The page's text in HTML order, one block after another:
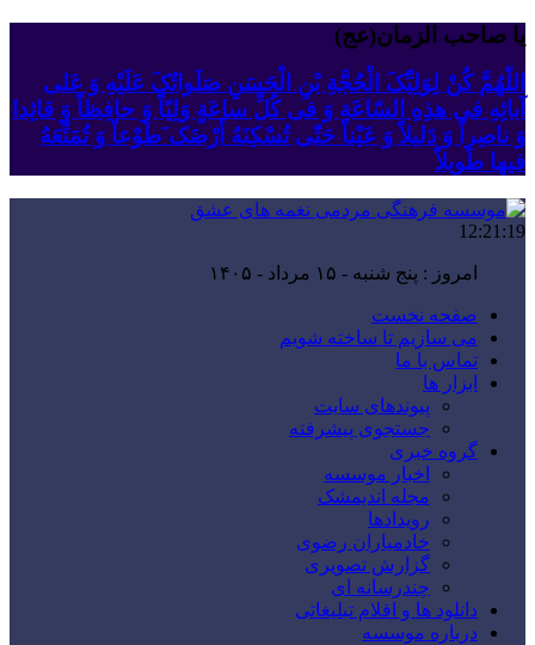
یا صاحب الزمان(عج)
اللّهُمَّ کُنْ لِوَلِیِّکَ الْحُجَّةِ بْنِ الْحَسَنِ صَلَواتُکَ عَلَیْهِ وَ عَلى
آبائِهِ فی هذِهِ السّاعَةِ وَ فی کُلِّ ساعَةٍ وَلِیّاً وَ حافِظاً وَ قائِدا
‏وَ ناصِراً وَ دَلیلاً وَ عَیْناً حَتّى تُسْکِنَهُ أَرْضَک َطَوْعاً وَ تُمَتِّعَهُ
فیها طَویلاً
12:21:20
امروز : پنج شنبه - ۱۵ مرداد - ۱۴۰۵
صفحه نخست
می سازیم تا ساخته شویم
تماس با ما
ابزار ها
پیوندهای سایت
جستجوی پیشرفته
گروه خبری
اخبار موسسه
مجله اندیمشک
رویدادها
خادمیاران رضوی
گزارش تصویری
چندرسانه ای
دانلود ها و اقلام تبلیغاتی
درباره موسسه